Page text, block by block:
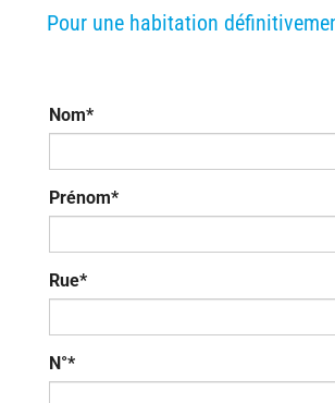
Pour une habitation
Nom*
Prénom*
Rue*
N°*